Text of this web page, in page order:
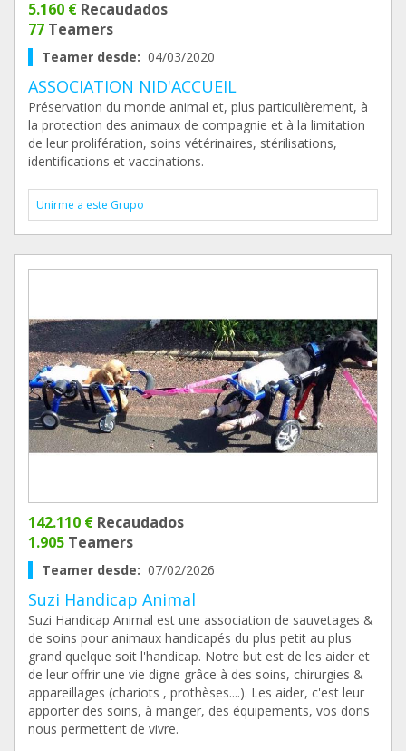
5.160 € Recaudados
77 Teamers
Teamer desde: 04/03/2020
ASSOCIATION NID'ACCUEIL
Préservation du monde animal et, plus particulièrement, à
la protection des animaux de compagnie et à la limitation
de leur prolifération, soins vétérinaires, stérilisations,
identifications et vaccinations.
Unirme a este Grupo
142.110 € Recaudados
1.905 Teamers
Teamer desde: 07/02/2026
Suzi Handicap Animal
Suzi Handicap Animal est une association de sauvetages &
de soins pour animaux handicapés du plus petit au plus
grand quelque soit l'handicap. Notre but est de les aider et
de leur offrir une vie digne grâce à des soins, chirurgies &
appareillages (chariots , prothèses....). Les aider, c'est leur
apporter des soins, à manger, des équipements, vos dons
nous permettent de vivre.